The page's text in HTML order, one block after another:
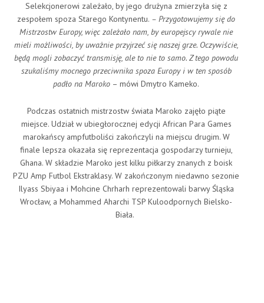
Selekcjonerowi zależało, by jego drużyna zmierzyła się z
zespołem spoza Starego Kontynentu. – Przygotowujemy się do
Mistrzostw Europy, więc zależało nam, by europejscy rywale nie
mieli możliwości, by uważnie przyjrzeć się naszej grze. Oczywiście,
będą mogli zobaczyć transmisję, ale to nie to samo. Z tego powodu
szukaliśmy mocnego przeciwnika spoza Europy i w ten sposób
padło na Maroko – mówi Dmytro Kameko.
Podczas ostatnich mistrzostw świata Maroko zajęło piąte
miejsce. Udział w ubiegłorocznej edycji African Para Games
marokańscy ampfutboliści zakończyli na miejscu drugim. W
finale lepsza okazała się reprezentacja gospodarzy turnieju,
Ghana. W składzie Maroko jest kilku piłkarzy znanych z boisk
PZU Amp Futbol Ekstraklasy. W zakończonym niedawno sezonie
Ilyass Sbiyaa i Mohcine Chrharh reprezentowali barwy Śląska
Wrocław, a Mohammed Aharchi TSP Kuloodpornych Bielsko-
Biała.